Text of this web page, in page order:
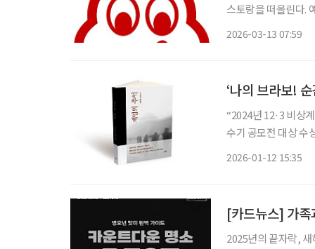
스토랑을 떠올린다.
2026-03-13 07:59
‘나의 브라보!
“2024년 12·3 비상
수기 공모전 대상 수상자
2026-01-12 15:35
[카드뉴스] 가
2025년의 끝자락,